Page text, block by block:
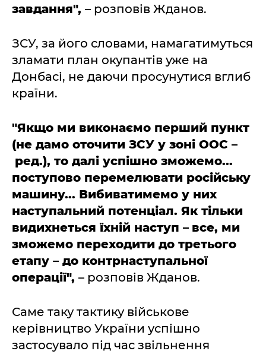
завдання", – розповів Жданов.
ЗСУ, за його словами, намагатимуться
зламати план окупантів уже на
Донбасі, не даючи просунутися вглиб
країни.
"Якщо ми виконаємо перший пункт
(не дамо оточити ЗСУ у зоні ООС –
ред.), то далі успішно зможемо...
поступово перемелювати російську
машину... Вибиватимемо у них
наступальний потенціал. Як тільки
видихнеться їхній наступ – все, ми
зможемо переходити до третього
етапу – до контрнаступальної
операції", – розповів Жданов.
Саме таку тактику військове
керівництво України успішно
застосувало під час звільнення